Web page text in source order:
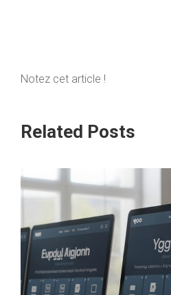
Notez cet article !
Related Posts